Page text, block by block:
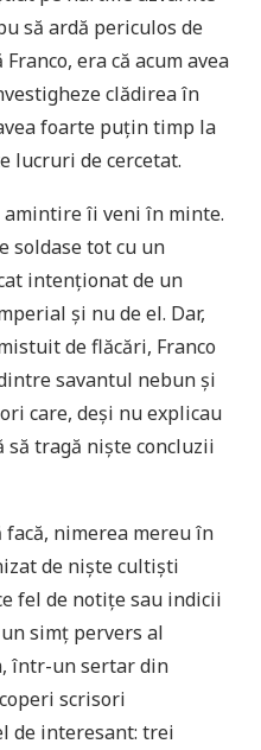
să ardă periculos de
era că acum avea
clădirea în
foarte puțin timp la
lucruri de cercetat.
îi veni în minte.
soldase tot cu un
intenționat de un
și nu de el. Dar,
de flăcări, Franco
savantul nebun și
care, deși nu explicau
tragă niște concluzii
facă, nimerea mereu în
de niște cultiști
fel de notițe sau indicii
simț pervers al
într-un sertar din
scrisori
de interesant: trei